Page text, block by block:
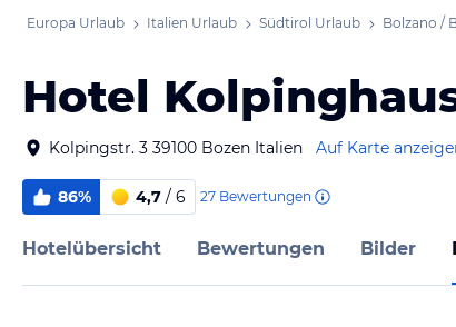
Europa Urlaub Italien Urlaub Südtirol Urlaub Bolzano /
Hotel
Kolpingstr. 3 39100 Bozen Italien Auf Karte
86% 4,7 / 6 27 Bewertungen
Hotelübersicht Bewertungen Bilder